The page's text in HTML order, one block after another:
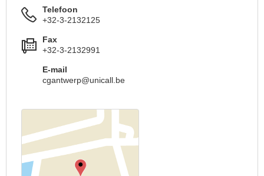
Telefoon
+32-3-2132125
Fax
+32-3-2132991
E-mail
cgantwerp@unicall.be